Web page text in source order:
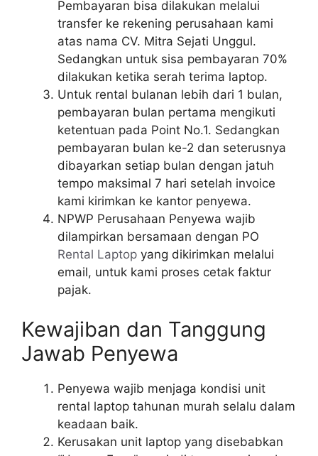
Pembayaran bisa dilakukan melalui
transfer ke rekening perusahaan kami
atas nama CV. Mitra Sejati Unggul.
Sedangkan untuk sisa pembayaran 70%
dilakukan ketika serah terima laptop.
Untuk rental bulanan lebih dari 1 bulan,
pembayaran bulan pertama mengikuti
ketentuan pada Point No.1. Sedangkan
pembayaran bulan ke-2 dan seterusnya
dibayarkan setiap bulan dengan jatuh
tempo maksimal 7 hari setelah invoice
kami kirimkan ke kantor penyewa.
NPWP Perusahaan Penyewa wajib
dilampirkan bersamaan dengan PO
Rental Laptop yang dikirimkan melalui
email, untuk kami proses cetak faktur
pajak.
Kewajiban dan Tanggung
Jawab Penyewa
Penyewa wajib menjaga kondisi unit
rental laptop tahunan murah selalu dalam
keadaan baik.
Kerusakan unit laptop yang disebabkan